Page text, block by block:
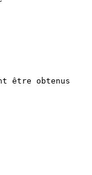
être obtenus